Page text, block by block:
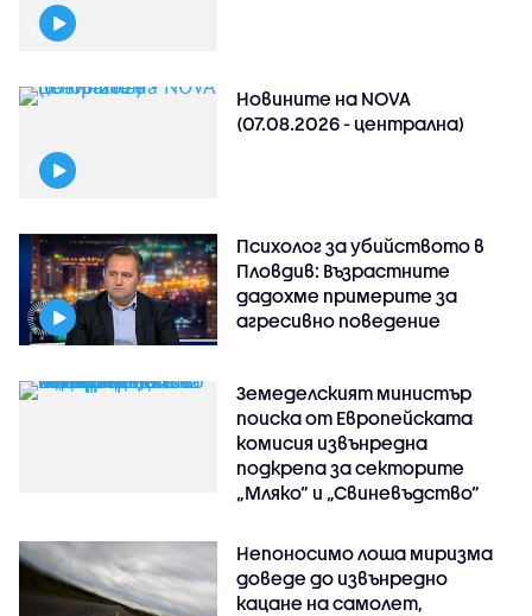
Новините на NOVA
(07.08.2026 - централна)
Психолог за убийството в
Пловдив: Възрастните
дадохме примерите за
агресивно поведение
Земеделският министър
поиска от Европейската
комисия извънредна
подкрепа за секторите
„Мляко“ и „Свиневъдство“
Непоносимо лоша миризма
доведе до извънредно
кацане на самолет,